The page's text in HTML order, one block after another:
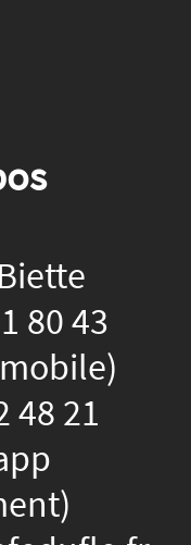
80 43
48 21